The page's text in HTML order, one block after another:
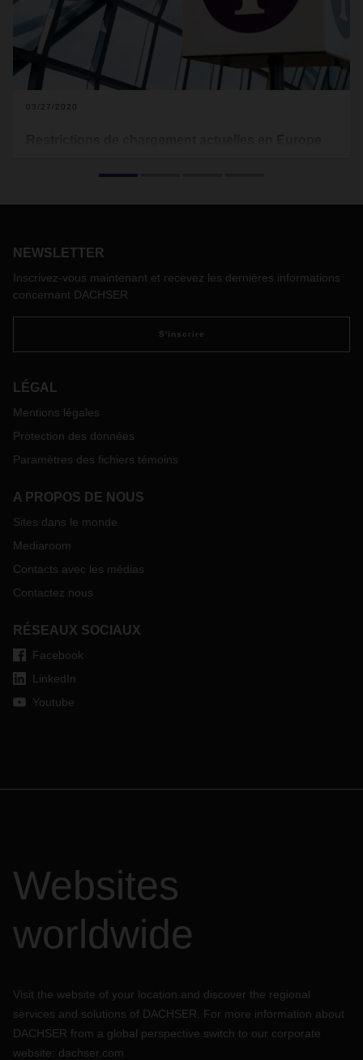
03/27/2020
actuelles qui s'appliquent à l'Europe (voir téléchargement).
entreprises de transport et les chaufferus peuvent consulter
NEWSLETTER
Inscrivez-vous maintenant et recevez les dernières informations
concernant DACHSER
S'inscrire
LÉGAL
Mentions légales
Protection des données
Paramètres des fichiers témoins
A PROPOS DE NOUS
Sites dans le monde
Mediaroom
Contacts avec les médias
Contactez nous
RÉSEAUX SOCIAUX
Facebook
LinkedIn
Youtube
Websites
worldwide
Visit the website of your location and discover the regional
services and solutions of DACHSER. For more information about
DACHSER from a global perspective switch to our corporate
website: dachser.com